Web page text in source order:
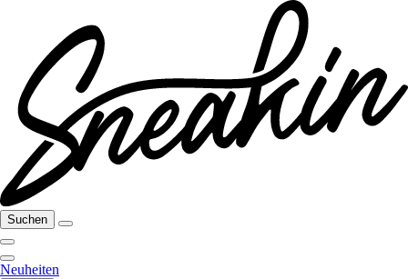
Suchen
Neuheiten